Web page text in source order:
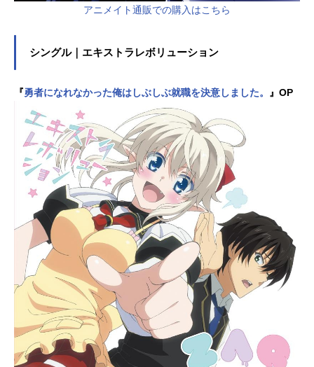
アニメイト通販での購入はこちら
シングル｜エキストラレボリューション
『勇者になれなかった俺はしぶしぶ就職を決意しました。 』OP